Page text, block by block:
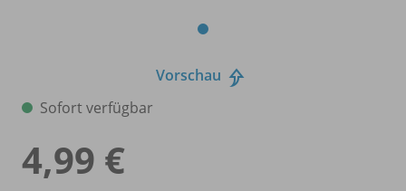
Vorschau
Sofort verfügbar
4,99 €